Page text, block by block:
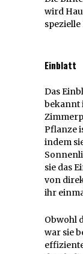
wird
Einblatt
Das
bekannt
Pflanze
indem
sie das
von
ihr
Obwohl
war sie